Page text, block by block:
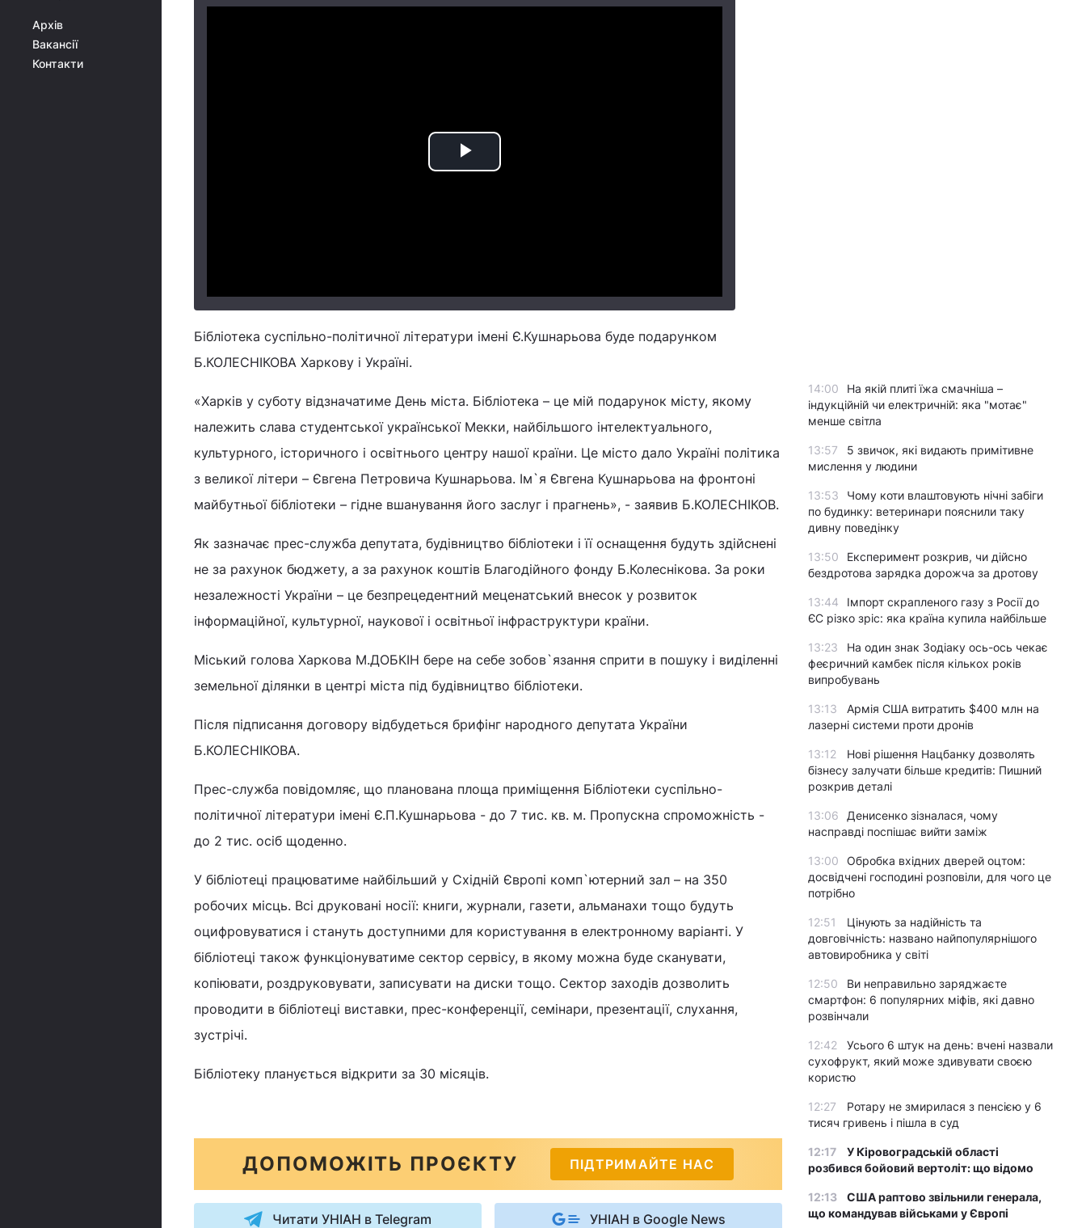
Архів
Вакансії
Контакти
Play
Бібліотека суспільно-політичної літератури імені Є.Кушнарьова буде подарунком
Б.КОЛЕСНІКОВА Харкову і Україні.
«Харків у суботу відзначатиме День міста. Бібліотека – це мій подарунок місту, якому
належить слава студентської української Мекки, найбільшого інтелектуального,
культурного, історичного і освітнього центру нашої країни. Це місто дало Україні політика
з великої літери – Євгена Петровича Кушнарьова. Ім`я Євгена Кушнарьова на фронтоні
майбутньої бібліотеки – гідне вшанування його заслуг і прагнень», - заявив Б.КОЛЕСНІКОВ.
Як зазначає прес-служба депутата, будівництво бібліотеки і її оснащення будуть здійснені
не за рахунок бюджету, а за рахунок коштів Благодійного фонду Б.Колеснікова. За роки
незалежності України – це безпрецедентний меценатський внесок у розвиток
інформаційної, культурної, наукової і освітньої інфраструктури країни.
Міський голова Харкова М.ДОБКІН бере на себе зобов`язання сприти в пошуку і виділенні
земельної ділянки в центрі міста під будівництво бібліотеки.
Після підписання договору відбудеться брифінг народного депутата України
Б.КОЛЕСНІКОВА.
Прес-служба повідомляє, що планована площа приміщення Бібліотеки суспільно-
політичної літератури імені Є.П.Кушнарьова - до 7 тис. кв. м. Пропускна спроможність -
до 2 тис. осіб щоденно.
У бібліотеці працюватиме найбільший у Східній Європі комп`ютерний зал – на 350
робочих місць. Всі друковані носії: книги, журнали, газети, альманахи тощо будуть
оцифровуватися і стануть доступними для користування в електронному варіанті. У
бібліотеці також функціонуватиме сектор сервісу, в якому можна буде сканувати,
копіювати, роздруковувати, записувати на диски тощо. Сектор заходів дозволить
проводити в бібліотеці виставки, прес-конференції, семінари, презентації, слухання,
зустрічі.
Бібліотеку планується відкрити за 30 місяців.
ДОПОМОЖІТЬ ПРОЄКТУ ПІДТРИМАЙТЕ НАС
Читати УНІАН в Telegram УНІАН в Google News
14:00
На якій плиті їжа смачніша –
індукційній чи електричній: яка "мотає"
менше світла
13:57
5 звичок, які видають примітивне
мислення у людини
13:53
Чому коти влаштовують нічні забіги
по будинку: ветеринари пояснили таку
дивну поведінку
13:50
Експеримент розкрив, чи дійсно
бездротова зарядка дорожча за дротову
13:44
Імпорт скрапленого газу з Росії до
ЄС різко зріс: яка країна купила найбільше
13:23
На один знак Зодіаку ось-ось чекає
феєричний камбек після кількох років
випробувань
13:13
Армія США витратить $400 млн на
лазерні системи проти дронів
13:12
Нові рішення Нацбанку дозволять
бізнесу залучати більше кредитів: Пишний
розкрив деталі
13:06
Денисенко зізналася, чому
насправді поспішає вийти заміж
13:00
Обробка вхідних дверей оцтом:
досвідчені господині розповіли, для чого це
потрібно
12:51
Цінують за надійність та
довговічність: названо найпопулярнішого
автовиробника у світі
12:50
Ви неправильно заряджаєте
смартфон: 6 популярних міфів, які давно
розвінчали
12:42
Усього 6 штук на день: вчені назвали
сухофрукт, який може здивувати своєю
користю
12:27
Ротару не змирилася з пенсією у 6
тисяч гривень і пішла в суд
12:17
У Кіровоградській області
розбився бойовий вертоліт: що відомо
12:13
США раптово звільнили генерала,
що командував військами у Європі